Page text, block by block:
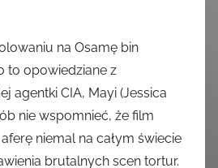
na Osamę bin
to opowiedziane z
agentki CIA, Mayi (Jessica
nie wspomnieć, że film
niemal na całym świecie
brutalnych scen tortur.